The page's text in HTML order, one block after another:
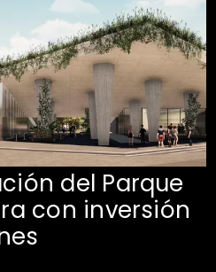
del Parque
con inversión